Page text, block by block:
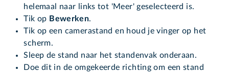
helemaal naar links tot 'Meer' geselecteerd is.
Tik op Bewerken.
Tik op een camerastand en houd je vinger op het
scherm.
Sleep de stand naar het standenvak onderaan.
Doe dit in de omgekeerde richting om een stand